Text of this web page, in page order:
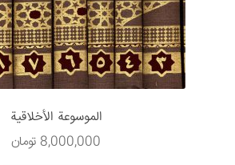
الموسوعة الأخلاقیة
8,000,000 تومان